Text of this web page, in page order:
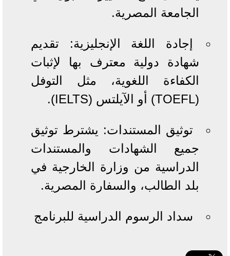
الجامعة المصرية.
إجادة اللغة الإنجليزية: تقديم
شهادة دولية معترف بها لإثبات
الكفاءة اللغوية، مثل التوفل
(TOEFL) أو الآيلتس (IELTS).
توثيق المستندات: يشترط توثيق
جميع الشهادات والمستندات
الدراسية من وزارة الخارجية في
بلد الطالب، والسفارة المصرية.
سداد الرسوم الدراسية للبرنامج